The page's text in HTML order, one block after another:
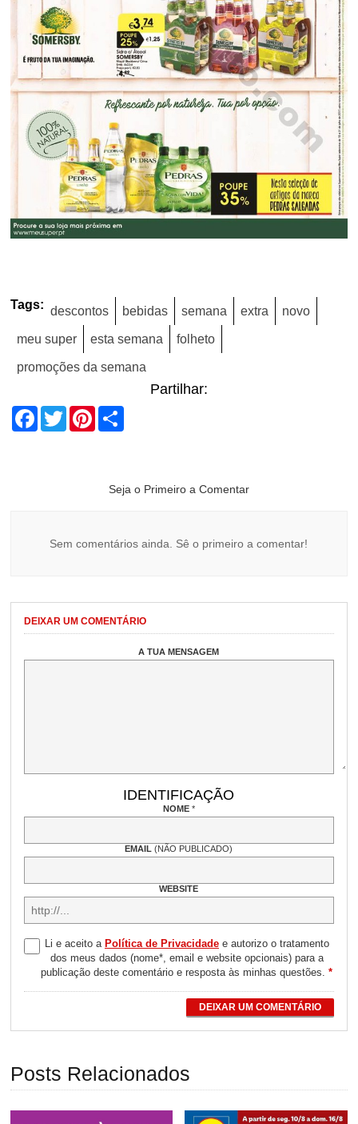
Tags: descontos bebidas semana extra novo
meu super esta semana folheto
promoções da semana
Partilhar:
Facebook
TwitterPinterest
Seja o Primeiro a Comentar
Sem comentários ainda. Sê o primeiro a comentar!
DEIXAR UM COMENTÁRIO
A TUA MENSAGEM
IDENTIFICAÇÃO
NOME *
EMAIL(NÃO PUBLICADO)
WEBSITE
Li e aceito a Política de Privacidadee autorizo o tratamento
dos meus dados (nome*, email e website opcionais) para a
publicação deste comentário e resposta às minhas questões.*
DEIXAR UM COMENTÁRIO
Posts Relacionados